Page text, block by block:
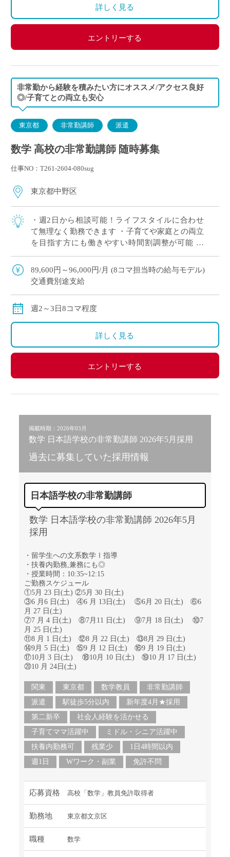
詳しく見る
エントリーする
非常勤から経験を積みたい方にオススメ/アクセス良好
◎/子育てとの両立も安心
東京都 非常勤講師 派遣
数学 高校の非常勤講師 随時募集
仕事NO：T261-2604-080sug
東京都中野区
・週2日から相談可能！ライフスタイルに合わせ
て無理なく勤務できます ・子育てや家庭との両立
を目指す方にも働きやすい時間割調整が可能 ・
・中野エリアでアクセス良好。通勤負担を抑 […]
89,600円～96,000円/月 (8コマ担当時の給与モデル)
交通費別途支給
週2～3日8コマ程度
詳しく見る
エントリーする
掲載時期：2026年03月
数学 日本語学校の非常勤講師 2026年5月採用
過去に募集していた採用情報
日本語学校の非常勤講師
数学 日本語学校の非常勤講師 2026年5月
採用
・留学生への文系数学Ⅰ指導
・扶養内勤務,兼務にも◎
・授業時間：10:35~12:15
ご勤務スケジュール
①5月 23 日(土) ②5月 30 日(土)
③6 月6 日(土) ④6 月 13日(土) ⑤6月 20 日(土) ⑥6
月 27 日(土)
⑦7 月 4 日(土) ⑧7月11 日(土) ⑨7月 18 日(土) ⑩7
月 25 日(土)
⑪8 月 1 日(土) ⑫8 月 22 日(土) ⑬8月 29 日(土)
⑭9月 5 日(土) ⑮9 月 12 日(土) ⑯9 月 19 日(土)
⑰10月 3 日(土) ⑱10月 10 日(土) ⑲10 月 17 日(土)
⑳10 月 24日(土)
関東 東京都 数学教員
非常勤講師
派遣
駅徒歩5分以内
新年度4月★採用
第二新卒
社会人経験を活かせる
子育てママ活躍中
ミドル・シニア活躍中
扶養内勤務可
残業少
1日4時間以内
週1日
Wワーク・副業 免許不問
応募資格 高校「数学」教員免許取得者
勤務地 東京都文京区
職種 数学